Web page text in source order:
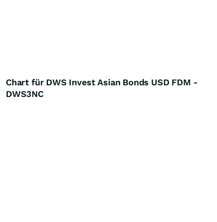
Chart für DWS Invest Asian Bonds USD FDM -
DWS3NC